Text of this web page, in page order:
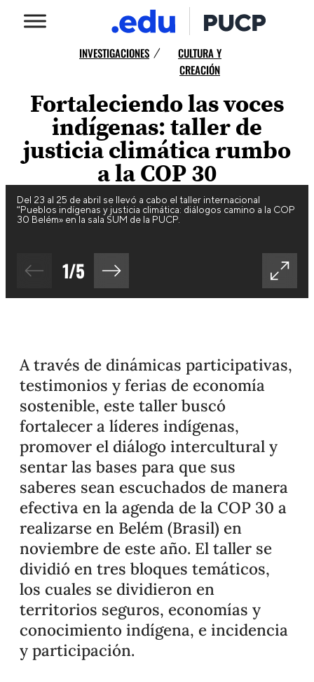
INVESTIGACIONES /
CULTURA Y
CREACIÓN
Fortaleciendo las voces
indígenas: taller de
justicia climática rumbo
a la COP 30
Del 23 al 25 de abril se llevó a cabo el taller internacional
“Pueblos indígenas y justicia climática: diálogos camino a la COP
30 Belém» en la sala SUM de la PUCP.
1/5
A través de dinámicas participativas,
testimonios y ferias de economía
sostenible, este taller buscó
fortalecer a líderes indígenas,
promover el diálogo intercultural y
sentar las bases para que sus
saberes sean escuchados de manera
efectiva en la agenda de la COP 30 a
realizarse en Belém (Brasil) en
noviembre de este año. El taller se
dividió en tres bloques temáticos,
los cuales se dividieron en
territorios seguros, economías y
conocimiento indígena, e incidencia
y participación.